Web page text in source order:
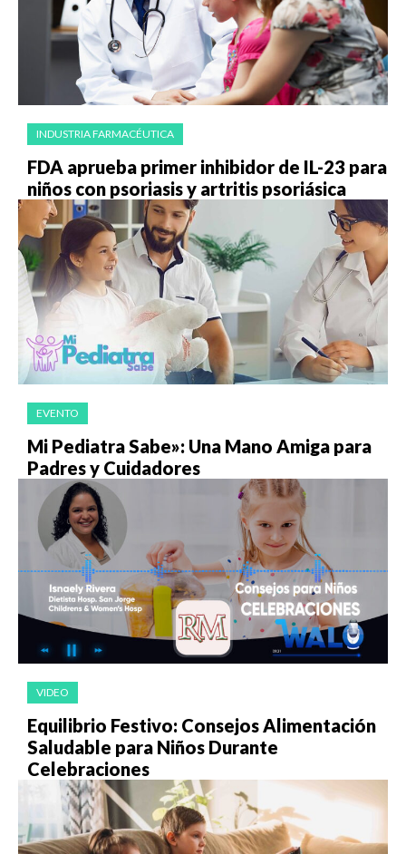
INDUSTRIA FARMACÉUTICA
FDA aprueba primer inhibidor de IL-23 para
niños con psoriasis y artritis psoriásica
EVENTO
Mi Pediatra Sabe»: Una Mano Amiga para
Padres y Cuidadores
VIDEO
Equilibrio Festivo: Consejos Alimentación
Saludable para Niños Durante
Celebraciones